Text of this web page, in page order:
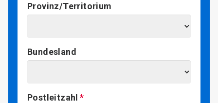
Provinz/Territorium
Bundesland
Postleitzahl